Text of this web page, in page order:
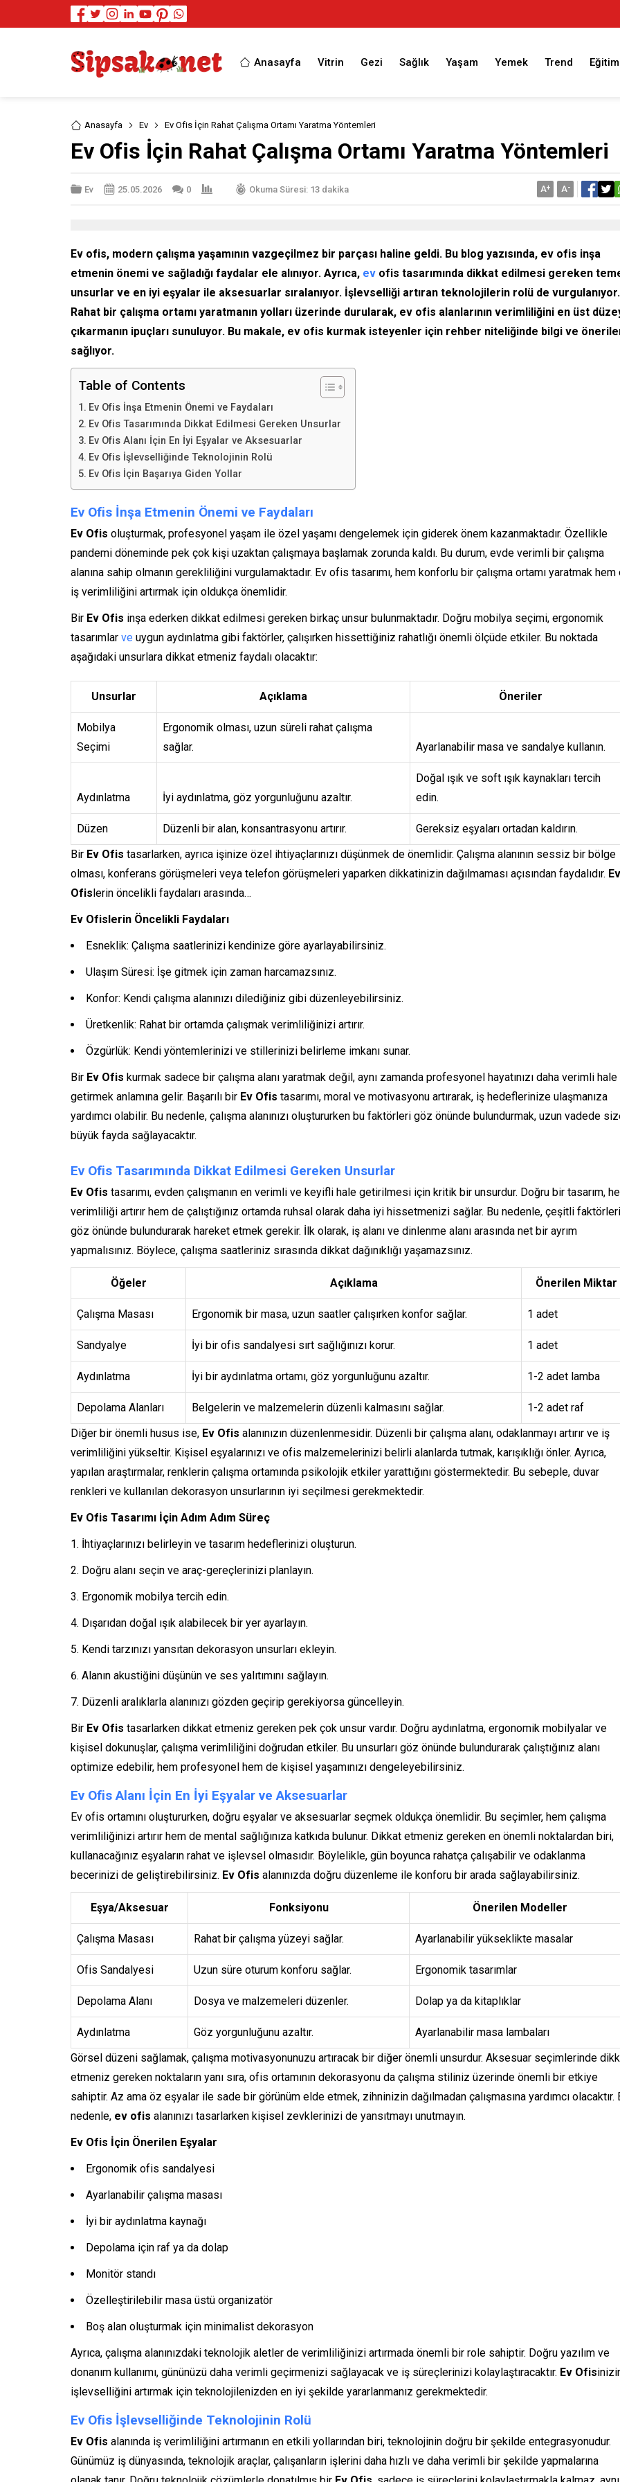
Anasayfa Vitrin Gezi Sağlık Yaşam Yemek Trend Eğitim
Anasayfa Ev Ev Ofis İçin Rahat Çalışma Ortamı Yaratma Yöntemleri
Ev Ofis İçin Rahat Çalışma Ortamı Yaratma Yöntemleri
Ev 25.05.2026 0 Okuma Süresi: 13 dakika A+ A-
Ev ofis, modern çalışma yaşamının vazgeçilmez bir parçası haline geldi. Bu blog yazısında, ev ofis inşa
etmenin önemi ve sağladığı faydalar ele alınıyor. Ayrıca, ev ofis tasarımında dikkat edilmesi gereken
unsurlar ve en iyi eşyalar ile aksesuarlar sıralanıyor. İşlevselliği artıran teknolojilerin rolü de vurgulanıyor.
Rahat bir çalışma ortamı yaratmanın yolları üzerinde durularak, ev ofis alanlarının verimliliğini en üst
çıkarmanın ipuçları sunuluyor. Bu makale, ev ofis kurmak isteyenler için rehber niteliğinde bilgi ve
sağlıyor.
Table of Contents
Ev Ofis İnşa Etmenin Önemi ve Faydaları
Ev Ofis Tasarımında Dikkat Edilmesi Gereken Unsurlar
Ev Ofis Alanı İçin En İyi Eşyalar ve Aksesuarlar
Ev Ofis İşlevselliğinde Teknolojinin Rolü
Ev Ofis İçin Başarıya Giden Yollar
Ev Ofis İnşa Etmenin Önemi ve Faydaları
Ev Ofis oluşturmak, profesyonel yaşam ile özel yaşamı dengelemek için giderek önem kazanmaktadır. Özellikle
pandemi döneminde pek çok kişi uzaktan çalışmaya başlamak zorunda kaldı. Bu durum, evde verimli bir çalışma
alanına sahip olmanın gerekliliğini vurgulamaktadır. Ev ofis tasarımı, hem konforlu bir çalışma ortamı yaratmak hem
iş verimliliğini artırmak için oldukça önemlidir.
Bir Ev Ofis inşa ederken dikkat edilmesi gereken birkaç unsur bulunmaktadır. Doğru mobilya seçimi, ergonomik
tasarımlar ve uygun aydınlatma gibi faktörler, çalışırken hissettiğiniz rahatlığı önemli ölçüde etkiler. Bu noktada
aşağıdaki unsurlara dikkat etmeniz faydalı olacaktır:
Unsurlar Açıklama Öneriler
Mobilya
Seçimi
Ergonomik olması, uzun süreli rahat çalışma
sağlar.
Ayarlanabilir masa ve sandalye kullanın.
Aydınlatma İyi aydınlatma, göz yorgunluğunu azaltır.
Doğal ışık ve soft ışık kaynakları tercih
edin.
Düzen Düzenli bir alan, konsantrasyonu artırır.
Gereksiz eşyaları ortadan kaldırın.
Bir Ev Ofis tasarlarken, ayrıca işinize özel ihtiyaçlarınızı düşünmek de önemlidir. Çalışma alanının sessiz bir bölge
olması, konferans görüşmeleri veya telefon görüşmeleri yaparken dikkatinizin dağılmaması açısından faydalıdır. Ev
Ofislerin öncelikli faydaları arasında…
Ev Ofislerin Öncelikli Faydaları
Esneklik: Çalışma saatlerinizi kendinize göre ayarlayabilirsiniz.
Ulaşım Süresi: İşe gitmek için zaman harcamazsınız.
Konfor: Kendi çalışma alanınızı dilediğiniz gibi düzenleyebilirsiniz.
Üretkenlik: Rahat bir ortamda çalışmak verimliliğinizi artırır.
Özgürlük: Kendi yöntemlerinizi ve stillerinizi belirleme imkanı sunar.
Bir Ev Ofis kurmak sadece bir çalışma alanı yaratmak değil, aynı zamanda profesyonel hayatınızı daha verimli hale
getirmek anlamına gelir. Başarılı bir Ev Ofis tasarımı, moral ve motivasyonu artırarak, iş hedeflerinize ulaşmanıza
yardımcı olabilir. Bu nedenle, çalışma alanınızı oluştururken bu faktörleri göz önünde bulundurmak, uzun vadede
büyük fayda sağlayacaktır.
Ev Ofis Tasarımında Dikkat Edilmesi Gereken Unsurlar
Ev Ofis tasarımı, evden çalışmanın en verimli ve keyifli hale getirilmesi için kritik bir unsurdur. Doğru bir tasarım,
verimliliği artırır hem de çalıştığınız ortamda ruhsal olarak daha iyi hissetmenizi sağlar. Bu nedenle, çeşitli faktörleri
göz önünde bulundurarak hareket etmek gerekir. İlk olarak, iş alanı ve dinlenme alanı arasında net bir ayrım
yapmalısınız. Böylece, çalışma saatleriniz sırasında dikkat dağınıklığı yaşamazsınız.
Öğeler Açıklama Önerilen Miktar
Çalışma Masası Ergonomik bir masa, uzun saatler çalışırken konfor sağlar. 1 adet
Sandyalye İyi bir ofis sandalyesi sırt sağlığınızı korur. 1 adet
Aydınlatma İyi bir aydınlatma ortamı, göz yorgunluğunu azaltır. 1-2 adet lamba
Depolama Alanları Belgelerin ve malzemelerin düzenli kalmasını sağlar.
1-2 adet raf
Diğer bir önemli husus ise, Ev Ofis alanınızın düzenlenmesidir. Düzenli bir çalışma alanı, odaklanmayı artırır ve iş
verimliliğini yükseltir. Kişisel eşyalarınızı ve ofis malzemelerinizi belirli alanlarda tutmak, karışıklığı önler. Ayrıca,
yapılan araştırmalar, renklerin çalışma ortamında psikolojik etkiler yarattığını göstermektedir. Bu sebeple, duvar
renkleri ve kullanılan dekorasyon unsurlarının iyi seçilmesi gerekmektedir.
Ev Ofis Tasarımı İçin Adım Adım Süreç
İhtiyaçlarınızı belirleyin ve tasarım hedeflerinizi oluşturun.
Doğru alanı seçin ve araç-gereçlerinizi planlayın.
Ergonomik mobilya tercih edin.
Dışarıdan doğal ışık alabilecek bir yer ayarlayın.
Kendi tarzınızı yansıtan dekorasyon unsurları ekleyin.
Alanın akustiğini düşünün ve ses yalıtımını sağlayın.
Düzenli aralıklarla alanınızı gözden geçirip gerekiyorsa güncelleyin.
Bir Ev Ofis tasarlarken dikkat etmeniz gereken pek çok unsur vardır. Doğru aydınlatma, ergonomik mobilyalar ve
kişisel dokunuşlar, çalışma verimliliğini doğrudan etkiler. Bu unsurları göz önünde bulundurarak çalıştığınız alanı
optimize edebilir, hem profesyonel hem de kişisel yaşamınızı dengeleyebilirsiniz.
Ev Ofis Alanı İçin En İyi Eşyalar ve Aksesuarlar
Ev ofis ortamını oluştururken, doğru eşyalar ve aksesuarlar seçmek oldukça önemlidir. Bu seçimler, hem çalışma
verimliliğinizi artırır hem de mental sağlığınıza katkıda bulunur. Dikkat etmeniz gereken en önemli noktalardan biri,
kullanacağınız eşyaların rahat ve işlevsel olmasıdır. Böylelikle, gün boyunca rahatça çalışabilir ve odaklanma
becerinizi de geliştirebilirsiniz. Ev Ofis alanınızda doğru düzenleme ile konforu bir arada sağlayabilirsiniz.
Eşya/Aksesuar Fonksiyonu Önerilen Modeller
Çalışma Masası Rahat bir çalışma yüzeyi sağlar. Ayarlanabilir yükseklikte masalar
Ofis Sandalyesi Uzun süre oturum konforu sağlar. Ergonomik tasarımlar
Depolama Alanı Dosya ve malzemeleri düzenler. Dolap ya da kitaplıklar
Aydınlatma Göz yorgunluğunu azaltır.
Ayarlanabilir masa lambaları
Görsel düzeni sağlamak, çalışma motivasyonunuzu artıracak bir diğer önemli unsurdur. Aksesuar seçimlerinde
etmeniz gereken noktaların yanı sıra, ofis ortamının dekorasyonu da çalışma stiliniz üzerinde önemli bir etkiye
sahiptir. Az ama öz eşyalar ile sade bir görünüm elde etmek, zihninizin dağılmadan çalışmasına yardımcı olacaktır.
nedenle, ev ofis alanınızı tasarlarken kişisel zevklerinizi de yansıtmayı unutmayın.
Ev Ofis İçin Önerilen Eşyalar
Ergonomik ofis sandalyesi
Ayarlanabilir çalışma masası
İyi bir aydınlatma kaynağı
Depolama için raf ya da dolap
Monitör standı
Özelleştirilebilir masa üstü organizatör
Boş alan oluşturmak için minimalist dekorasyon
Ayrıca, çalışma alanınızdaki teknolojik aletler de verimliliğinizi artırmada önemli bir role sahiptir. Doğru yazılım ve
donanım kullanımı, gününüzü daha verimli geçirmenizi sağlayacak ve iş süreçlerinizi kolaylaştıracaktır. Ev Ofis
işlevselliğini artırmak için teknolojilenizden en iyi şekilde yararlanmanız gerekmektedir.
Ev Ofis İşlevselliğinde Teknolojinin Rolü
Ev Ofis alanında iş verimliliğini artırmanın en etkili yollarından biri, teknolojinin doğru bir şekilde entegrasyonudur.
Günümüz iş dünyasında, teknolojik araçlar, çalışanların işlerini daha hızlı ve daha verimli bir şekilde yapmalarına